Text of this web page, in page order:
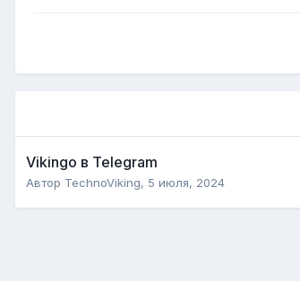
Vikingo в Telegram
Автор TechnoViking, 5 июля, 2024